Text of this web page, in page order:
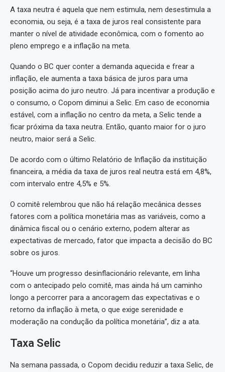
A taxa neutra é aquela que nem estimula, nem desestimula a
economia, ou seja, é a taxa de juros real consistente para
manter o nível de atividade econômica, com o fomento ao
pleno emprego e a inflação na meta.
Quando o BC quer conter a demanda aquecida e frear a
inflação, ele aumenta a taxa básica de juros para uma
posição acima do juro neutro. Já para incentivar a produção e
o consumo, o Copom diminui a Selic. Em caso de economia
estável, com a inflação no centro da meta, a Selic tende a
ficar próxima da taxa neutra. Então, quanto maior for o juro
neutro, maior será a Selic.
De acordo com o último Relatório de Inflação da instituição
financeira, a média da taxa de juros real neutra está em 4,8%,
com intervalo entre 4,5% e 5%.
O comitê relembrou que não há relação mecânica desses
fatores com a política monetária mas as variáveis, como a
dinâmica fiscal ou o cenário externo, podem alterar as
expectativas de mercado, fator que impacta a decisão do BC
sobre os juros.
“Houve um progresso desinflacionário relevante, em linha
com o antecipado pelo comitê, mas ainda há um caminho
longo a percorrer para a ancoragem das expectativas e o
retorno da inflação à meta, o que exige serenidade e
moderação na condução da política monetária”, diz a ata.
Taxa Selic
Na semana passada, o Copom decidiu reduzir a taxa Selic, de